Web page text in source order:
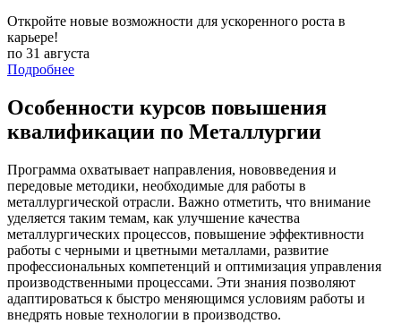
Откройте новые возможности для ускоренного роста в
карьере!
по 31 августа
Подробнее
Особенности курсов повышения
квалификации по Металлургии
Программа охватывает направления, нововведения и
передовые методики, необходимые для работы в
металлургической отрасли. Важно отметить, что внимание
уделяется таким темам, как улучшение качества
металлургических процессов, повышение эффективности
работы с черными и цветными металлами, развитие
профессиональных компетенций и оптимизация управления
производственными процессами. Эти знания позволяют
адаптироваться к быстро меняющимся условиям работы и
внедрять новые технологии в производство.